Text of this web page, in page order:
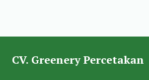
CV. Greenery Percetakan